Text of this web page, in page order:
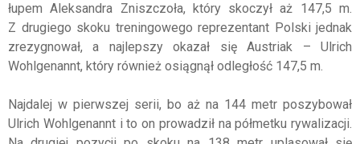
łupem Aleksandra Zniszczoła, który skoczył aż 147,5 m.
Z drugiego skoku treningowego reprezentant Polski jednak
zrezygnował, a najlepszy okazał się Austriak – Ulrich
Wohlgenannt, który również osiągnął odległość 147,5 m.
Najdalej w pierwszej serii, bo aż na 144 metr poszybował
Ulrich Wohlgenannt i to on prowadził na półmetku rywalizacji.